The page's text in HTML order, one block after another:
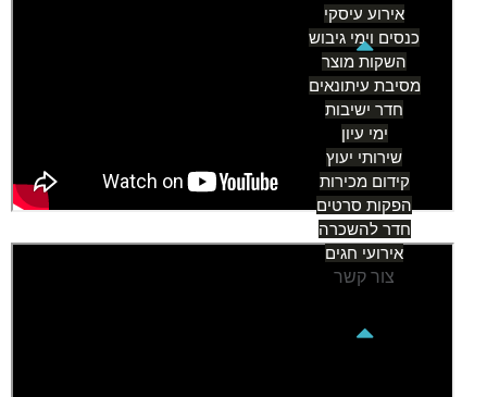
אירוע עיסקי
כנסים וימי גיבוש
השקות מוצר
מסיבת עיתונאים
חדר ישיבות
ימי עיון
שירותי יעוץ
קידום מכירות
הפקות סרטים
חדר להשכרה
אירועי חגים
צור קשר